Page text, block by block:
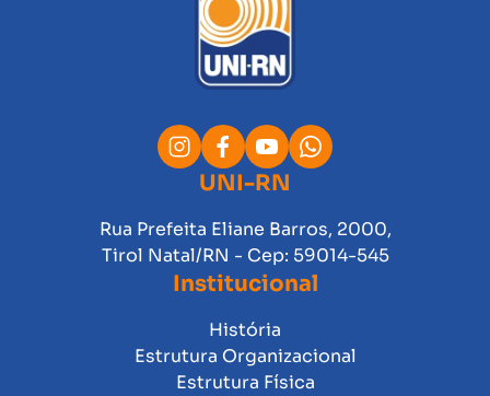
UNI-RN
Rua Prefeita Eliane Barros, 2000,
Tirol Natal/RN - Cep: 59014-545
Institucional
História
Estrutura Organizacional
Estrutura Física